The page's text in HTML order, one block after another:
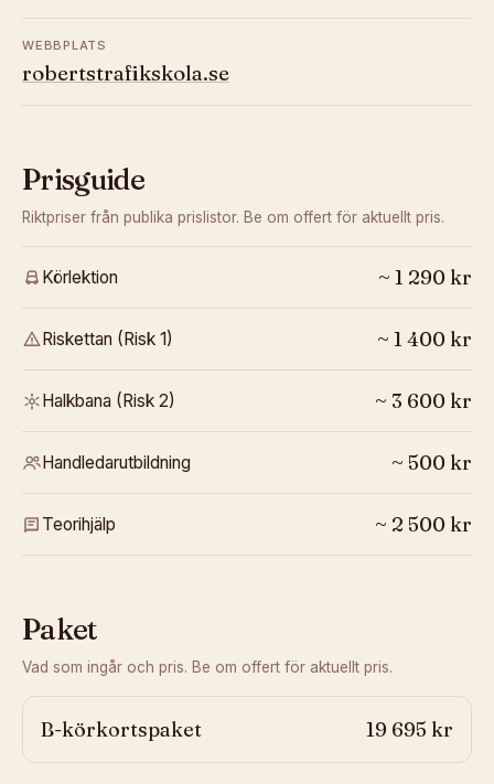
WEBBPLATS
robertstrafikskola.se
Prisguide
Riktpriser från publika prislistor. Be om offert för aktuellt pris.
Körlektion ~ 1 290 kr
Riskettan (Risk 1) ~ 1 400 kr
Halkbana (Risk 2) ~ 3 600 kr
Handledarutbildning ~ 500 kr
Teorihjälp ~ 2 500 kr
Paket
Vad som ingår och pris. Be om offert för aktuellt pris.
B-körkortspaket 19 695 kr